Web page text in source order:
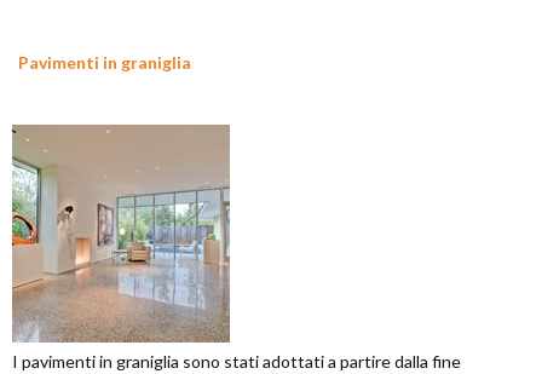
Pavimenti in graniglia
I pavimenti in graniglia sono stati adottati a partire dalla fine